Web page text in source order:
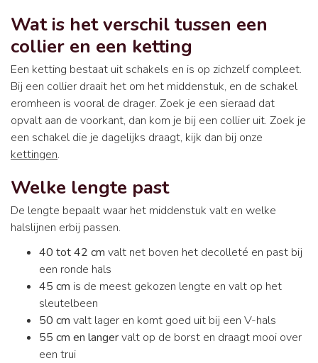
Wat is het verschil tussen een
collier en een ketting
Een ketting bestaat uit schakels en is op zichzelf compleet.
Bij een collier draait het om het middenstuk, en de schakel
eromheen is vooral de drager. Zoek je een sieraad dat
opvalt aan de voorkant, dan kom je bij een collier uit. Zoek je
een schakel die je dagelijks draagt, kijk dan bij onze
kettingen.
Welke lengte past
De lengte bepaalt waar het middenstuk valt en welke
halslijnen erbij passen.
40 tot 42 cm valt net boven het decolleté en past bij
een ronde hals
45 cm is de meest gekozen lengte en valt op het
sleutelbeen
50 cm valt lager en komt goed uit bij een V-hals
55 cm en langervalt op de borst en draagt mooi over
een trui